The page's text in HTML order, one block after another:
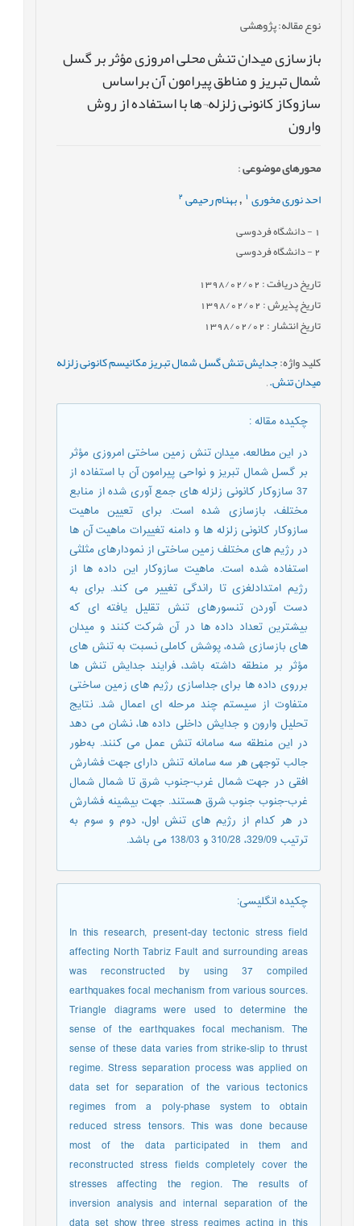
نوع مقاله: پژوهشی
بازسازی میدان تنش محلی امروزی مؤثر بر گسل
شمال تبریز و مناطق پیرامون آن براساس
سازوکاز کانونی زلزله¬ها با استفاده از روش
وارون
محورهای موضوعی:
احد نوری مخوری , بهنام رحیمی 2
- دانشگاه فردوسی
2- دانشگاه فردوسی
تاریخ دریافت : 1398/02/02
تاریخ پذیرش : 1398/02/02
تاریخ انتشار : 1398/02/02
کلید واژه:جدایش تنش گسل شمال تبریز مکانیسم کانونی زلزله
میدان تنش.,
چکیده مقاله:
در این مطالعه، میدان تنش زمین ساختی امروزی مؤثر
بر گسل شمال تبریز و نواحی پیرامون آن با استفاده از
37 سازوکار کانونی زلزله های جمع آوری شده از منابع
مختلف، بازسازی شده است. برای تعیین ماهیت
سازوکار کانونی زلزله ها و دامنه تغییرات ماهیت آن ها
در رژیم های مختلف زمین ساختی از نمودارهای مثلثی
استفاده شده است. ماهیت سازوکار این داده ها از
رژیم امتدادلغزی تا راندگی تغییر می کند. برای به
دست آوردن تنسورهای تنش تقلیل یافته ای که
بیشترین تعداد داده ها در آن شرکت کنند و میدان
های بازسازی شده، پوشش کاملی نسبت به تنش های
مؤثر بر منطقه داشته باشد، فرایند جدایش تنش ها
برروی داده ها برای جداسازی رژیم های زمین ساختی
متفاوت از سیستم چند مرحله ای اعمال شد. نتایج
تحلیل وارون و جدایش داخلی داده ها، نشان می دهد
در این منطقه سه سامانه تنش عمل می کنند. به‌طور
جالب توجهی هر سه سامانه تنش دارای جهت فشارش
افقی در جهت شمال غرب-جنوب شرق تا شمال شمال
غرب-جنوب جنوب شرق هستند. جهت بیشینه فشارش
در هر کدام از رژیم های تنش اول، دوم و سوم به
ترتیب 329/09، 310/28 و 138/03 می باشد.
چکیده انگلیسی:
In this research, present-day tectonic stress field
affecting North Tabriz Fault and surrounding areas
was reconstructed by using 37 compiled
earthquakes focal mechanism from various sources.
Triangle diagrams were used to determine the
sense of the earthquakes focal mechanism. The
sense of these data varies from strike-slip to thrust
regime. Stress separation process was applied on
data set for separation of the various tectonics
regimes from a poly-phase system to obtain
reduced stress tensors. This was done because
most of the data participated in them and
reconstructed stress fields completely cover the
stresses affecting the region. The results of
inversion analysis and internal separation of the